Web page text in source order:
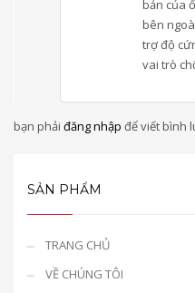
bản của
bên
trợ độ
vai trò
bạn phải đăng nhập để viết bình
SẢN PHẨM
TRANG CHỦ
VỀ CHÚNG TÔI